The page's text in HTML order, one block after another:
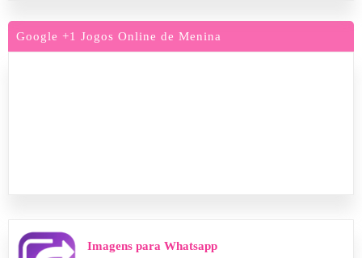
Google +1 Jogos Online de Menina
Imagens para Whatsapp